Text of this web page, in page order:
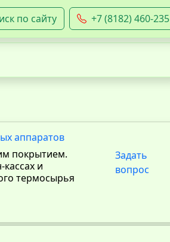
по сайту +7 (8182) 460-235
аппаратов
покрытием.
и
термосырья
Задать
вопрос